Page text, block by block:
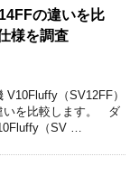
の違いを比
様を調査
（SV12FF）
いを比較します。 ダ
（SV …